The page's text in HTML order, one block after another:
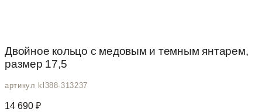
Двойное кольцо с медовым и темным янтарем,
размер 17,5
артикул kl388-313237
14 690 ₽